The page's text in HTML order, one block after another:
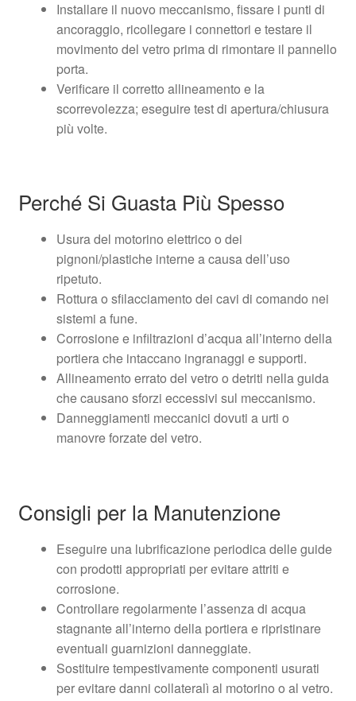
Installare il nuovo meccanismo, fissare i punti di
ancoraggio, ricollegare i connettori e testare il
movimento del vetro prima di rimontare il pannello
porta.
Verificare il corretto allineamento e la
scorrevolezza; eseguire test di apertura/chiusura
più volte.
Perché Si Guasta Più Spesso
Usura del motorino elettrico o dei
pignoni/plastiche interne a causa dell’uso
ripetuto.
Rottura o sfilacciamento dei cavi di comando nei
sistemi a fune.
Corrosione e infiltrazioni d’acqua all’interno della
portiera che intaccano ingranaggi e supporti.
Allineamento errato del vetro o detriti nella guida
che causano sforzi eccessivi sul meccanismo.
Danneggiamenti meccanici dovuti a urti o
manovre forzate del vetro.
Consigli per la Manutenzione
Eseguire una lubrificazione periodica delle guide
con prodotti appropriati per evitare attriti e
corrosione.
Controllare regolarmente l’assenza di acqua
stagnante all’interno della portiera e ripristinare
eventuali guarnizioni danneggiate.
Sostituire tempestivamente componenti usurati
per evitare danni collateralì al motorino o al vetro.